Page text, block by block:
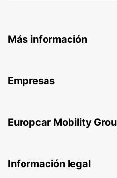
Más información
Empresas
Europcar Mobility
Información legal